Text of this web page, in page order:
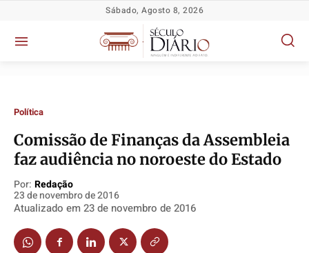
Política
TV Século
Educação
Política
TV Século
Educação
Política
TV Século
Educação
Política
TV Século
Educação
Sábado, Agosto 8, 2026
Política
Comissão de Finanças da Assembleia
faz audiência no noroeste do Estado
Por: Redação
23 de novembro de 2016
Atualizado em 23 de novembro de 2016